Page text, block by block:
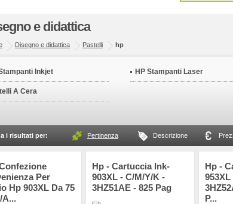
e didattica
Disegno e didattica Pastelli hp
Inkjet HP Stampanti Laser
A Cera
i risultati per: Pertinenza Descrizione
Per
Hp 903XL Da 75
A...
Hp - Cartuccia Ink-
903XL - C/M/Y/K -
3HZ51AE - 825 Pag
Hp -
953XL
P...